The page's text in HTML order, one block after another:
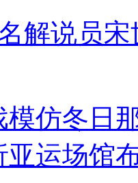
解说员
模仿冬日
亚运场馆